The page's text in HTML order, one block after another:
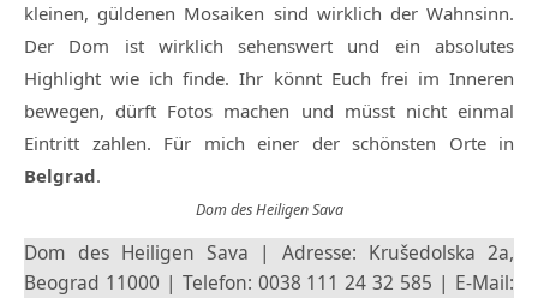
kleinen, güldenen Mosaiken sind wirklich der Wahnsinn.
Der Dom ist wirklich sehenswert und ein absolutes
Highlight wie ich finde. Ihr könnt Euch frei im Inneren
bewegen, dürft Fotos machen und müsst nicht einmal
Eintritt zahlen. Für mich einer der schönsten Orte in
Belgrad.
Dom des Heiligen Sava
Dom des Heiligen Sava | Adresse: Krušedolska 2a,
Beograd 11000 | Telefon: 0038 111 24 32 585 | E-Mail: